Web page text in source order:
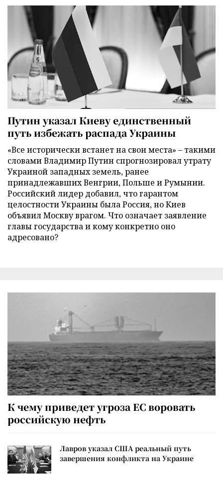
Путин указал Киеву единственный
путь избежать распада Украины
«Все исторически встанет на свои места» – такими
словами Владимир Путин спрогнозировал утрату
Украиной западных земель, ранее
принадлежавших Венгрии, Польше и Румынии.
Российский лидер добавил, что гарантом
целостности Украины была Россия, но Киев
объявил Москву врагом. Что означает заявление
главы государства и кому конкретно оно
адресовано?
К чему приведет угроза ЕС воровать
российскую нефть
Лавров указал США реальный путь
завершения конфликта на Украине